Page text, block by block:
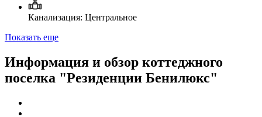
Канализация: Центральное
Показать еще
Информация и обзор коттеджного
поселка "Резиденции Бенилюкс"